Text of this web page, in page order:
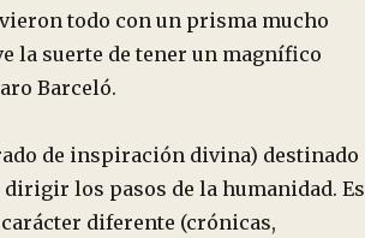
todo con un prisma mucho
la suerte de tener un magnífico
Barceló.
de inspiración divina) destinado
los pasos de la humanidad. Es
diferente (crónicas,